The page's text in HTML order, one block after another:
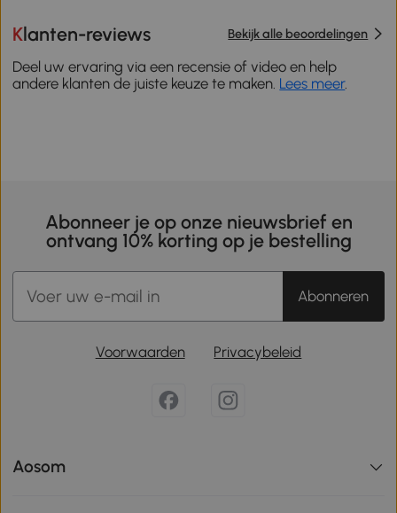
Klanten-reviews Bekijk alle beoordelingen
Deel uw ervaring via een recensie of video en help
andere klanten de juiste keuze te maken. Lees meer.
Abonneer je op onze nieuwsbrief en
ontvang 10% korting op je bestelling
Abonneren
Voorwaarden Privacybeleid
Aosom